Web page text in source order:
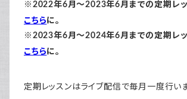
※2022年6月～2023年6月までの定期レ
こちらに。
※2023年6月～2024年6月までの定期レ
こちらに。
定期レッスンはライブ配信で毎月一度行い